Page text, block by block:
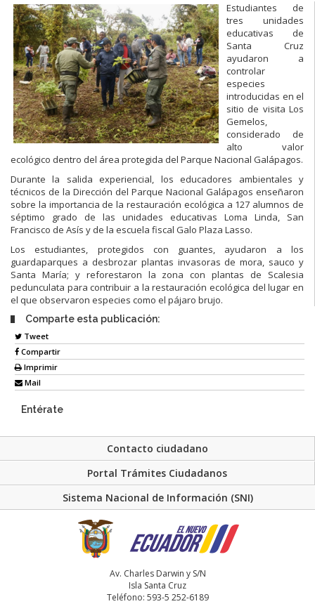
Estudiantes de
tres unidades
educativas de
Santa Cruz
ayudaron a
controlar
especies
introducidas en el
sitio de visita Los
Gemelos,
considerado de
alto valor
ecológico dentro del área protegida del Parque Nacional Galápagos.
Durante la salida experiencial, los educadores ambientales y
técnicos de la Dirección del Parque Nacional Galápagos enseñaron
sobre la importancia de la restauración ecológica a 127 alumnos de
séptimo grado de las unidades educativas Loma Linda, San
Francisco de Asís y de la escuela fiscal Galo Plaza Lasso.
Los estudiantes, protegidos con guantes, ayudaron a los
guardaparques a desbrozar plantas invasoras de mora, sauco y
Santa María; y reforestaron la zona con plantas de Scalesia
pedunculata para contribuir a la restauración ecológica del lugar en
el que observaron especies como el pájaro brujo.
Comparte esta publicación:
Tweet
Compartir
Imprimir
Mail
Entérate
Contacto ciudadano
Portal Trámites Ciudadanos
Sistema Nacional de Información (SNI)
Av. Charles Darwin y S/N
Isla Santa Cruz
Teléfono: 593-5 252-6189